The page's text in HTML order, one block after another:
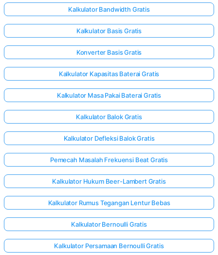
Ada
Anda
Kalkulator Bandwidth Gratis
Kalkulator Basis Gratis
Konverter Basis Gratis
Kalkulator Kapasitas Baterai Gratis
Kalkulator Masa Pakai Baterai Gratis
Kalkulator Balok Gratis
Kalkulator Defleksi Balok Gratis
Pemecah Masalah Frekuensi Beat Gratis
Kalkulator Hukum Beer-Lambert Gratis
Kalkulator Rumus Tegangan Lentur Bebas
Kalkulator Bernoulli Gratis
Kalkulator Persamaan Bernoulli Gratis